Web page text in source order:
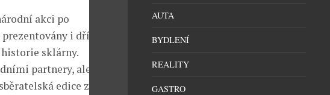
akci po
i dřívější
sklárny.
partnery, ale také u
edice značně
AUTA
BYDLENÍ
REALITY
GASTRO